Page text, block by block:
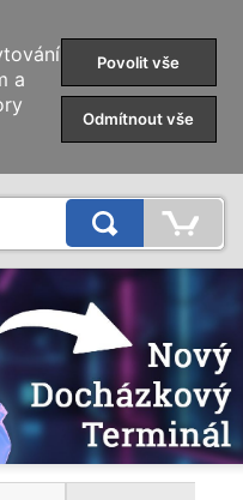
a
Povolit vše
Odmítnout vše